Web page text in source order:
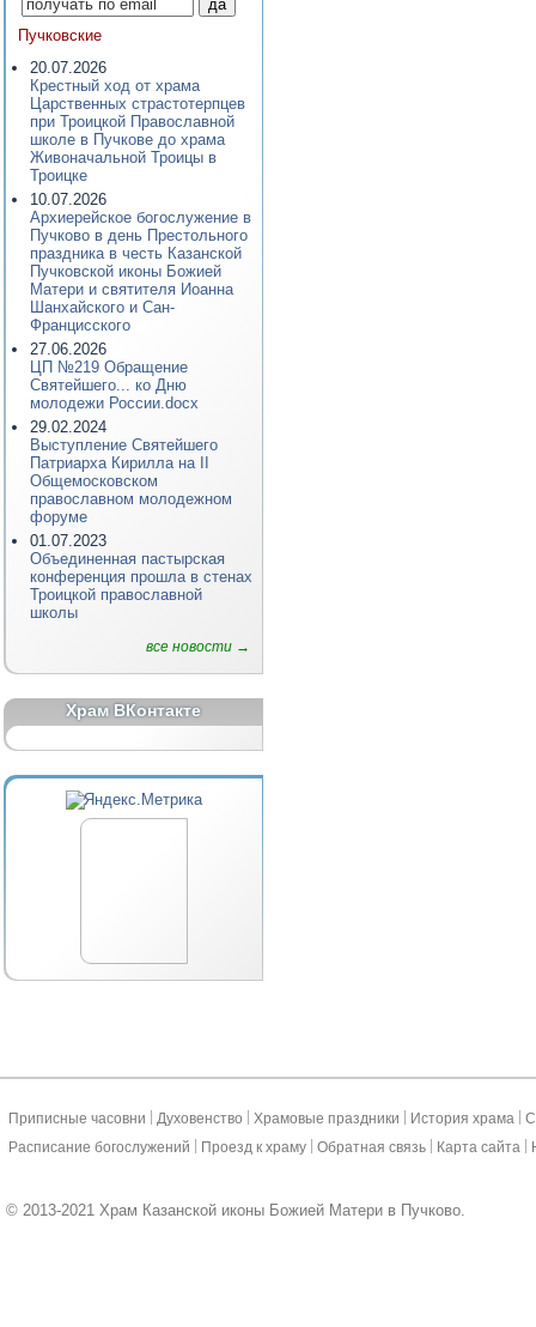
Пучковские
20.07.2026
Крестный ход от храма
Царственных страстотерпцев
при Троицкой Православной
школе в Пучкове до храма
Живоначальной Троицы в
Троицке
10.07.2026
Архиерейское богослужение в
Пучково в день Престольного
праздника в честь Казанской
Пучковской иконы Божией
Матери и святителя Иоанна
Шанхайского и Сан-
Францисского
27.06.2026
ЦП №219 Обращение
Святейшего... ко Дню
молодежи России.docx
29.02.2024
Выступление Святейшего
Патриарха Кирилла на II
Общемосковском
православном молодежном
форуме
01.07.2023
Объединенная пастырская
конференция прошла в стенах
Троицкой православной
школы
все новости →
Храм ВКонтакте
Приписные часовни Духовенство Храмовые праздники История храма
Расписание богослужений
Проезд к храму Обратная связь Карта сайта
© 2013-2021 Храм Казанской иконы Божией Матери в Пучково.